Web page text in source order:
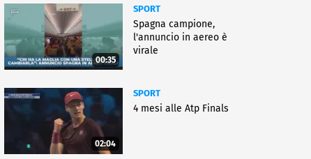
00:35
SPORT
Spagna campione,
l'annuncio in aereo è
virale
02:04
SPORT
4 mesi alle Atp Finals